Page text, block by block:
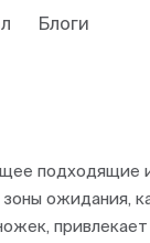
Блоги
подходящие
ожидания,